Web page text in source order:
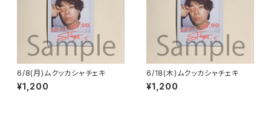
6/8(月)ムクッカシャチェキ
¥1,200
6/18(木)ムクッカシャチェキ
¥1,200